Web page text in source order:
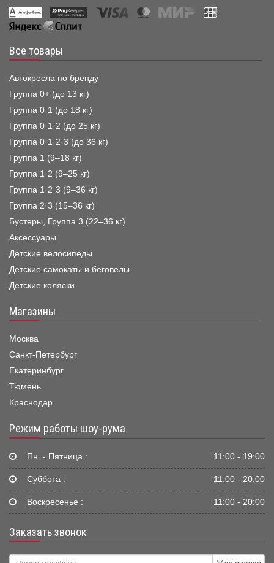
Все товары
Автокресла по бренду
Группа 0+ (до 13 кг)
Группа 0·1 (до 18 кг)
Группа 0·1·2 (до 25 кг)
Группа 0·1·2·3 (до 36 кг)
Группа 1 (9–18 кг)
Группа 1·2 (9–25 кг)
Группа 1·2·3 (9–36 кг)
Группа 2·3 (15–36 кг)
Бустеры, Группа 3 (22–36 кг)
Аксессуары
Детские велосипеды
Детские самокаты и беговелы
Детские коляски
Магазины
Москва
Санкт-Петербург
Екатеринбург
Тюмень
Краснодар
Режим работы шоу-рума
Пн. - Пятница : 11:00 - 19:00
Суббота : 11:00 - 20:00
Воскресенье : 11:00 - 20:00
Заказать звонок